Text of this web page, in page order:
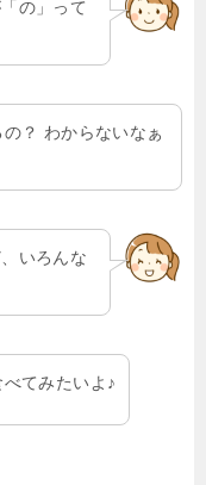
の」って
？ わからないなぁ
いろんな
てみたいよ♪